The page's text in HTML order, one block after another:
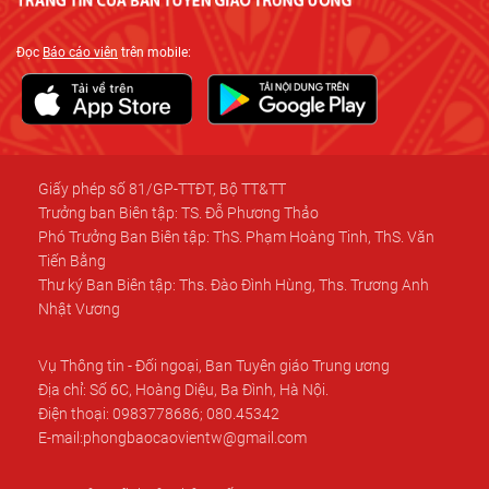
ĐọcBáo cáo viên trên mobile:
Giấy phép số 81/GP-TTĐT, Bộ TT&TT
Trưởng ban Biên tập: TS. Đỗ Phương Thảo
Phó Trưởng Ban Biên tập: ThS. Phạm Hoàng Tinh, ThS. Văn
Tiến Bằng
Thư ký Ban Biên tập: Ths. Đào Đình Hùng, Ths. Trương Anh
Nhật Vương
Vụ Thông tin - Đối ngoại, Ban Tuyên giáo Trung ương
Địa chỉ: Số 6C, Hoàng Diệu, Ba Đình, Hà Nội.
Điện thoại: 0983778686; 080.45342
E-mail:phongbaocaovientw@gmail.com